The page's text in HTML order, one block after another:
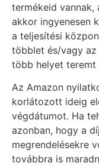
termékeid vannak,
akkor ingyenesen
a teljesítési
többlet és/vagy
több helyet teremt
Az Amazon
korlátozott ideig
végdátumot. Ha
azonban, hogy a
megrendelésekre
továbbra is